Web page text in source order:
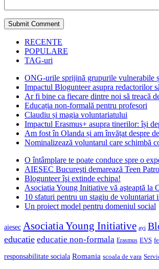
RECENTE
POPULARE
TAG-uri
ONG-urile sprijină grupurile vulnerabile
Impactul Blogunteer asupra redactorilor
Ar fi bine ca fiecare dintre noi să treacă
Educația non-formală pentru profesori
Claudiu și magia voluntariatului
Impactul Erasmus+ asupra tinerilor: își
Am fost în Olanda și am învățat despre
Nominalizează voluntarul care schimbă
O întâmplare te poate conduce spre o
AIESEC Bucureşti demarează Teen
Blogunteer îşi extinde echipa!
Asociatia Young Initiative vă aşteaptă la
10 sfaturi pentru un stagiu de voluntariat
Un proiect model pentru domeniul social
aiesec Asociatia Young Initiative ayi
educatie educatie non-formala Erasmus EVS
responsabilitate sociala Romania scoala de vara